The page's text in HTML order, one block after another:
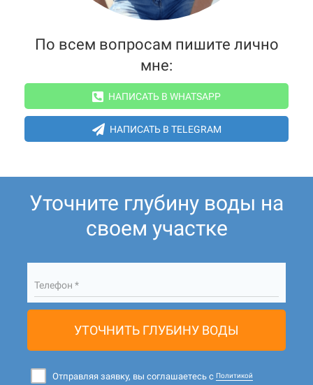
По всем вопросам пишите лично
мне:
НАПИСАТЬ В WHATSAPP
НАПИСАТЬ В TELEGRAM
Уточните глубину воды на
своем участке
Телефон *
УТОЧНИТЬ ГЛУБИНУ ВОДЫ
Отправляя заявку, вы соглашаетесь с Политикой